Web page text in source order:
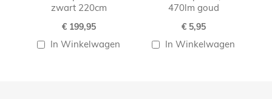
zwart 220cm
€ 199,95
In Winkelwagen
470lm goud
€ 5,95
In Winkelwagen